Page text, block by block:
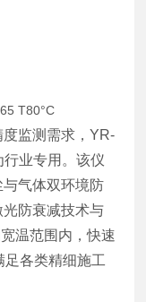
T80°C
监测需求，YR-
业专用。该仪
气体双环境防
防衰减技术与
温范围内，快速
足各类精细施工